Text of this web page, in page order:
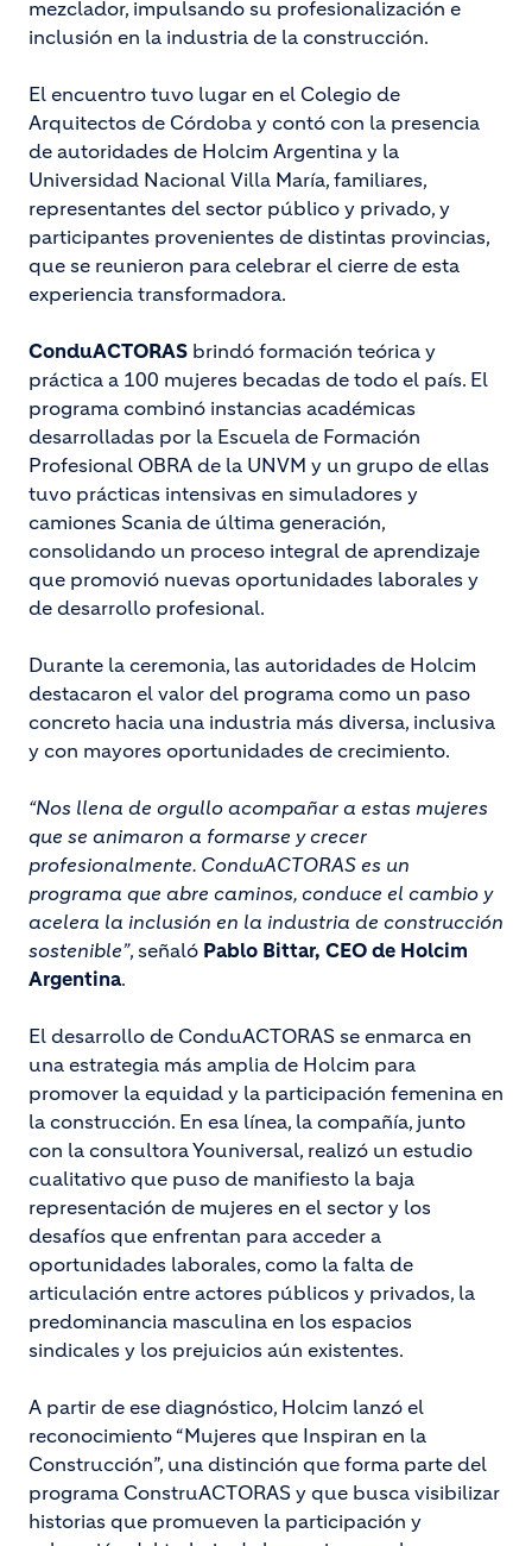
mezclador, impulsando su profesionalización e
inclusión en la industria de la construcción.
El encuentro tuvo lugar en el Colegio de
Arquitectos de Córdoba y contó con la presencia
de autoridades de Holcim Argentina y la
Universidad Nacional Villa María, familiares,
representantes del sector público y privado, y
participantes provenientes de distintas provincias,
que se reunieron para celebrar el cierre de esta
experiencia transformadora.
ConduACTORAS brindó formación teórica y
práctica a 100 mujeres becadas de todo el país. El
programa combinó instancias académicas
desarrolladas por la Escuela de Formación
Profesional OBRA de la UNVM y un grupo de ellas
tuvo prácticas intensivas en simuladores y
camiones Scania de última generación,
consolidando un proceso integral de aprendizaje
que promovió nuevas oportunidades laborales y
de desarrollo profesional.
Durante la ceremonia, las autoridades de Holcim
destacaron el valor del programa como un paso
concreto hacia una industria más diversa, inclusiva
y con mayores oportunidades de crecimiento.
“Nos llena de orgullo acompañar a estas mujeres
que se animaron a formarse y crecer
profesionalmente. ConduACTORAS es un
programa que abre caminos, conduce el cambio y
acelera la inclusión en la industria de construcción
sostenible”, señaló Pablo Bittar, CEO de Holcim
Argentina.
El desarrollo de ConduACTORAS se enmarca en
una estrategia más amplia de Holcim para
promover la equidad y la participación femenina en
la construcción. En esa línea, la compañía, junto
con la consultora Youniversal, realizó un estudio
cualitativo que puso de manifiesto la baja
representación de mujeres en el sector y los
desafíos que enfrentan para acceder a
oportunidades laborales, como la falta de
articulación entre actores públicos y privados, la
predominancia masculina en los espacios
sindicales y los prejuicios aún existentes.
A partir de ese diagnóstico, Holcim lanzó el
reconocimiento “Mujeres que Inspiran en la
Construcción”, una distinción que forma parte del
programa ConstruACTORAS y que busca visibilizar
historias que promueven la participación y